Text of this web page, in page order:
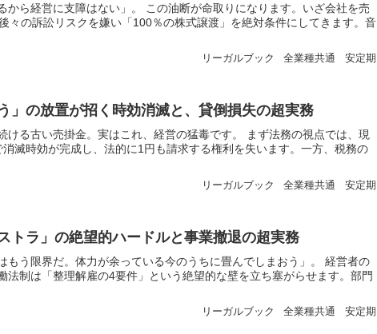
から経営に支障はない」。 この油断が命取りになります。いざ会社を売
々の訴訟リスクを嫌い「100％の株式譲渡」を絶対条件にしてきます。音
リーガルブック 全業種共通 安定期
」の放置が招く時効消滅と、貸倒損失の超実務
ける古い売掛金。実はこれ、経営の猛毒です。 まず法務の視点では、現
滅時効が完成し、法的に1円も請求する権利を失います。一方、税務の
リーガルブック 全業種共通 安定期
トラ」の絶望的ハードルと事業撤退の超実務
もう限界だ。体力が余っている今のうちに畳んでしまおう」。 経営者の
法制は「整理解雇の4要件」という絶望的な壁を立ち塞がらせます。部門
リーガルブック 全業種共通 安定期